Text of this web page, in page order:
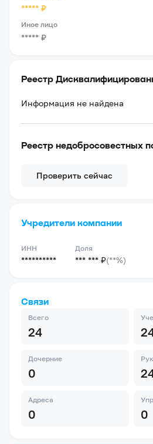
***** ₽
Иное лицо
***** ₽
Реестр
Информация не найдена
Реестр недобросовестных
Проверить сейчас
Учредители компании
ИНН
**********
Доля
*** *** ₽(**%)
Связи
Всего
24
Дочерние
0
Адреса
0 0